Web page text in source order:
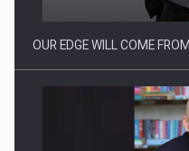
OUR EDGE WILL COME